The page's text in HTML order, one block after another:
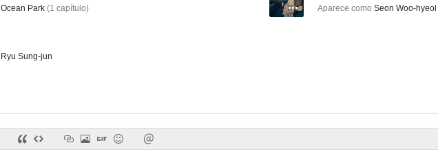
Ocean Park (1 capítulo) Aparece como Seon Woo-hyeol
Ryu Sung-jun